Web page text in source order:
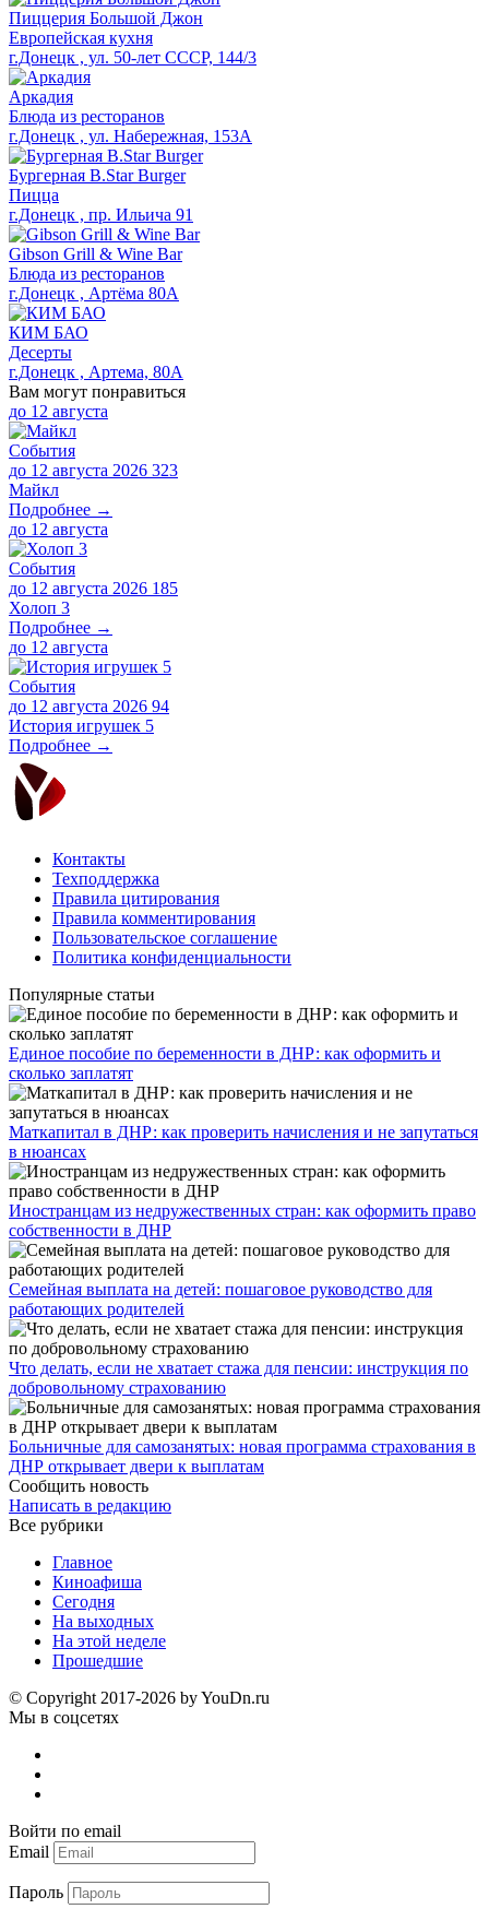
Пиццерия Большой Джон
Европейская кухня
г.Донецк , ул. 50-лет СССР, 144/3
Аркадия
Блюда из ресторанов
г.Донецк , ул. Набережная, 153А
Бургерная B.Star Burger
Пицца
г.Донецк , пр. Ильича 91
Gibson Grill & Wine Bar
Блюда из ресторанов
г.Донецк , Артёма 80А
КИМ БАО
Десерты
г.Донецк , Артема, 80А
Вам могут понравиться
до 12 августа
События
до 12 августа 2026 323
Майкл
Подробнее →
до 12 августа
События
до 12 августа 2026 185
Холоп 3
Подробнее →
до 12 августа
События
до 12 августа 2026 94
История игрушек 5
Подробнее →
Контакты
Техподдержка
Правила цитирования
Правила комментирования
Пользовательское соглашение
Политика конфиденциальности
Популярные статьи
Единое пособие по беременности в ДНР: как оформить и
сколько заплатят
​Маткапитал в ДНР: как проверить начисления и не запутаться
в нюансах
Иностранцам из недружественных стран: как оформить право
собственности в ДНР
Семейная выплата на детей: пошаговое руководство для
работающих родителей
Что делать, если не хватает стажа для пенсии: инструкция по
добровольному страхованию
Больничные для самозанятых: новая программа страхования в
ДНР открывает двери к выплатам
Сообщить новость
Написать в редакцию
Все рубрики
Главное
Киноафиша
Сегодня
На выходных
На этой неделе
Прошедшие
© Copyright 2017-2026 by YouDn.ru
Мы в соцсетях
Войти по email
Email
Пароль